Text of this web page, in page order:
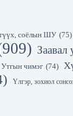
соёлын ШУ (75)
Утгын чимэг (74)
Үлгэр, зохиол